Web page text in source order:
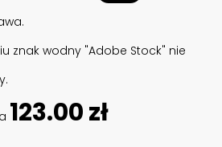
znak wodny "Adobe Stock" nie
123.00 zł